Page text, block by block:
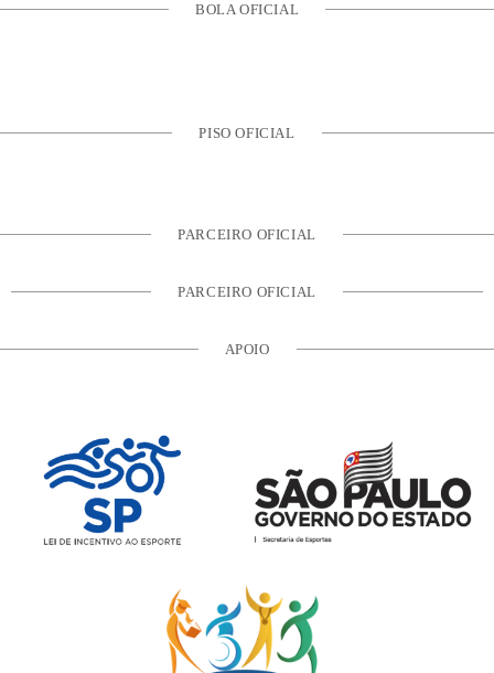
BOLA OFICIAL
PISO OFICIAL
PARCEIRO OFICIAL
PARCEIRO OFICIAL
APOIO